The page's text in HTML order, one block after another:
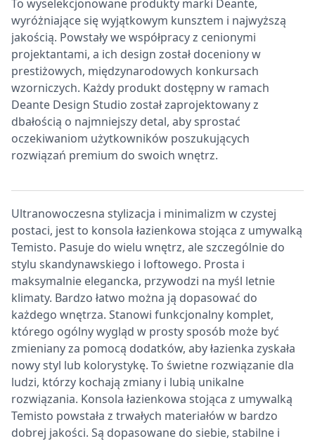
To wyselekcjonowane produkty marki Deante,
wyróżniające się wyjątkowym kunsztem i najwyższą
jakością. Powstały we współpracy z cenionymi
projektantami, a ich design został doceniony w
prestiżowych, międzynarodowych konkursach
wzorniczych. Każdy produkt dostępny w ramach
Deante Design Studio został zaprojektowany z
dbałością o najmniejszy detal, aby sprostać
oczekiwaniom użytkowników poszukujących
rozwiązań premium do swoich wnętrz.
Ultranowoczesna stylizacja i minimalizm w czystej
postaci, jest to konsola łazienkowa stojąca z umywalką
Temisto. Pasuje do wielu wnętrz, ale szczególnie do
stylu skandynawskiego i loftowego. Prosta i
maksymalnie elegancka, przywodzi na myśl letnie
klimaty. Bardzo łatwo można ją dopasować do
każdego wnętrza. Stanowi funkcjonalny komplet,
którego ogólny wygląd w prosty sposób może być
zmieniany za pomocą dodatków, aby łazienka zyskała
nowy styl lub kolorystykę. To świetne rozwiązanie dla
ludzi, którzy kochają zmiany i lubią unikalne
rozwiązania. Konsola łazienkowa stojąca z umywalką
Temisto powstała z trwałych materiałów w bardzo
dobrej jakości. Są dopasowane do siebie, stabilne i